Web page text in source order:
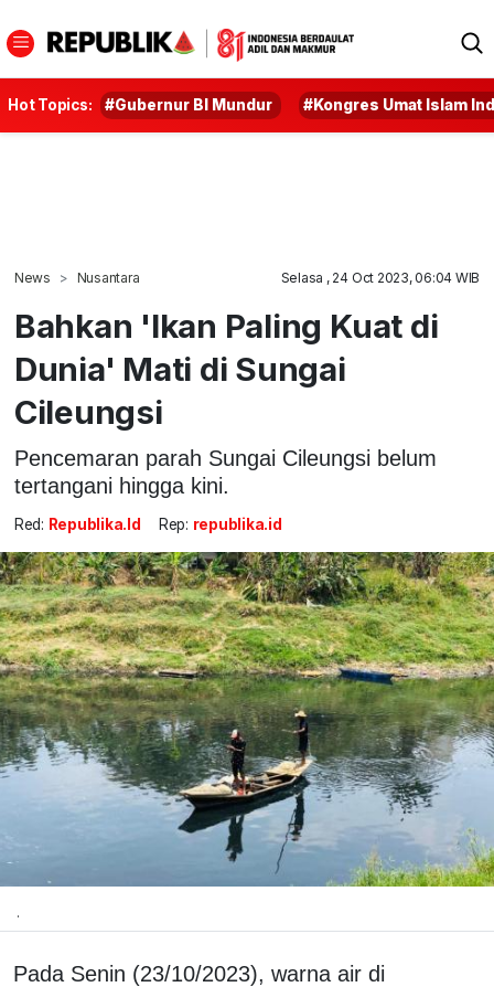
Hot Topics: #Gubernur BI Mundur #Kongres Umat Islam
News Nusantara Selasa , 24 Oct 2023, 06:04 WIB
Bahkan 'Ikan Paling Kuat di
Dunia' Mati di Sungai
Cileungsi
Pencemaran parah Sungai Cileungsi belum
tertangani hingga kini.
Red: Republika.id Rep: republika.id
.
Pada Senin (23/10/2023), warna air di